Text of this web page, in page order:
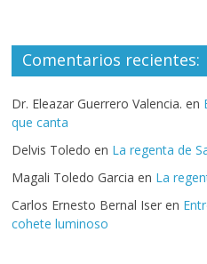
Comentarios recientes:
Dr. Eleazar Guerrero Valencia. en
que canta
Delvis Toledo en La regenta de
Magali Toledo Garcia en La
Carlos Ernesto Bernal Iser en
cohete luminoso